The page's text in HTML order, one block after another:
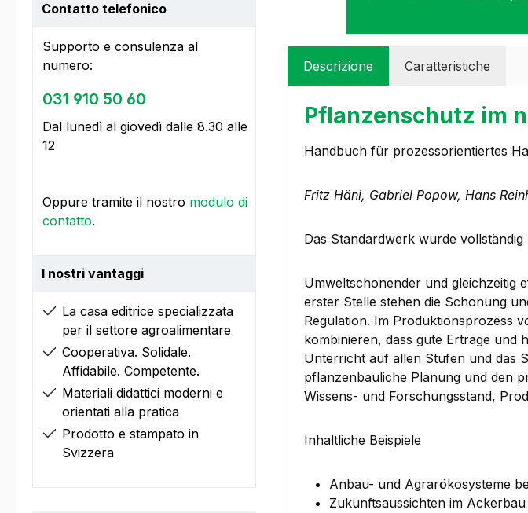
Contatto telefonico
Supporto e consulenza al
numero:
031 910 50 60
Dal lunedì al giovedì dalle 8.30 alle
12
Oppure tramite il nostro modulo di
contatto.
I nostri vantaggi
La casa editrice specializzata
per il settore agroalimentare
Cooperativa. Solidale.
Affidabile. Competente.
Materiali didattici moderni e
orientati alla pratica
Prodotto e stampato in
Svizzera
Descrizione Caratteristiche
Pflanzenschutz im
Handbuch für prozessorientiertes
Fritz Häni, Gabriel Popow, Hans
Das Standardwerk wurde
Umweltschonender und gleichzeitig
erster Stelle stehen die Schonung
Regulation. Im Produktionsprozess
kombinieren, dass gute Erträge und
Unterricht auf allen Stufen und das
pflanzenbauliche Planung und den
Wissens- und Forschungsstand,
Inhaltliche Beispiele
Anbau- und Agrarökosysteme
Zukunftsaussichten im